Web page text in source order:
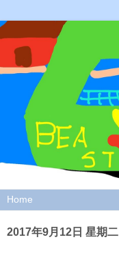
2017年9月12日 星期二